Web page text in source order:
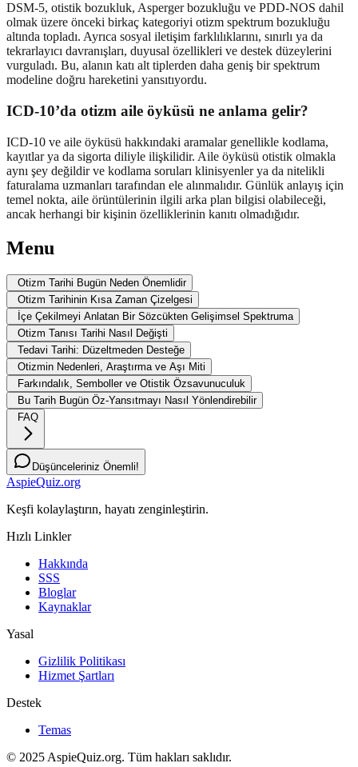
DSM-5, otistik bozukluk, Asperger bozukluğu ve PDD-NOS dahil
olmak üzere önceki birkaç kategoriyi otizm spektrum bozukluğu
altında topladı. Ayrıca sosyal iletişim farklılıklarını, sınırlı ya da
tekrarlayıcı davranışları, duyusal özellikleri ve destek düzeylerini
vurguladı. Bu, alanın katı alt tiplerden daha geniş bir spektrum
modeline doğru hareketini yansıtıyordu.
ICD-10’da otizm aile öyküsü ne anlama gelir?
ICD-10 ve aile öyküsü hakkındaki aramalar genellikle kodlama,
kayıtlar ya da sigorta diliyle ilişkilidir. Aile öyküsü otistik olmakla
aynı şey değildir ve kodlama soruları klinisyenler ya da nitelikli
faturalama uzmanları tarafından ele alınmalıdır. Günlük anlayış için
temel nokta, aile örüntülerinin ilgili arka plan bilgisi olabileceği,
ancak herhangi bir kişinin özelliklerinin kanıtı olmadığıdır.
Menu
Otizm Tarihi Bugün Neden Önemlidir
Otizm Tarihinin Kısa Zaman Çizelgesi
İçe Çekilmeyi Anlatan Bir Sözcükten Gelişimsel Spektruma
Otizm Tanısı Tarihi Nasıl Değişti
Tedavi Tarihi: Düzeltmeden Desteğe
Otizmin Nedenleri, Araştırma ve Aşı Miti
Farkındalık, Semboller ve Otistik Özsavunuculuk
Bu Tarih Bugün Öz-Yansıtmayı Nasıl Yönlendirebilir
FAQ
Düşünceleriniz Önemli!
AspieQuiz.org
Keşfi kolaylaştırın, hayatı zenginleştirin.
Hızlı Linkler
Hakkında
SSS
Bloglar
Kaynaklar
Yasal
Gizlilik Politikası
Hizmet Şartları
Destek
Temas
© 2025 AspieQuiz.org. Tüm hakları saklıdır.